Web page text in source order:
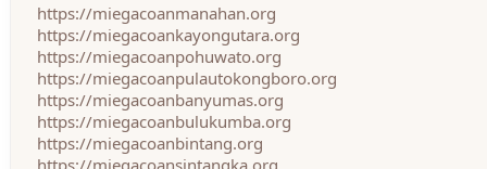
https://miegacoanmanahan.org
https://miegacoankayongutara.org
https://miegacoanpohuwato.org
https://miegacoanpulautokongboro.org
https://miegacoanbanyumas.org
https://miegacoanbulukumba.org
https://miegacoanbintang.org
https://miegacoansintangka.org